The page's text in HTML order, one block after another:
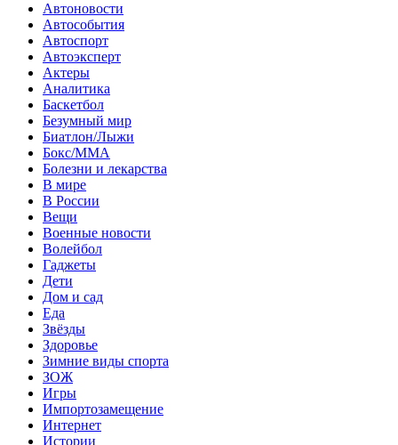
Автоновости
Автособытия
Автоспорт
Автоэксперт
Актеры
Аналитика
Баскетбол
Безумный мир
Биатлон/Лыжи
Бокс/MMA
Болезни и лекарства
В мире
В России
Вещи
Военные новости
Волейбол
Гаджеты
Дети
Дом и сад
Еда
Звёзды
Здоровье
Зимние виды спорта
ЗОЖ
Игры
Импортозамещение
Интернет
Истории